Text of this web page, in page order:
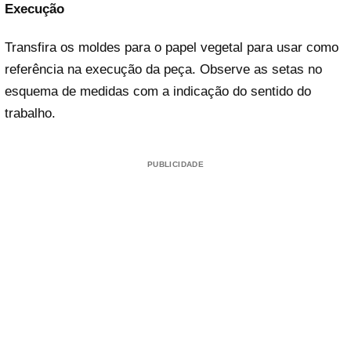
Execução
Transfira os moldes para o papel vegetal para usar como
referência na execução da peça. Observe as setas no
esquema de medidas com a indicação do sentido do
trabalho.
PUBLICIDADE